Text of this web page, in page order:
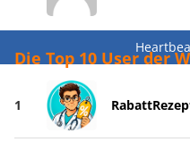
Die Top 10 User der
1